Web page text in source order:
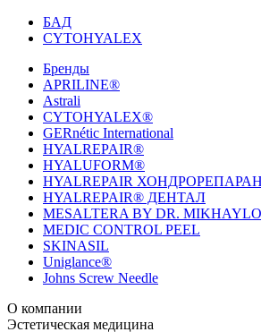
БАД
CYTOHYALEX
Бренды
APRILINE®
Astrali
CYTOHYALEX®
GERnétic International
HYALREPAIR®
HYALUFORM®
HYALREPAIR
HYALREPAIR® ДЕНТАЛ
MESALTERA BY DR.
MEDIC CONTROL PEEL
SKINASIL
Uniglance®
Johns Screw Needle
О компании
История компанииНаучный центр
Эстетическая медицина